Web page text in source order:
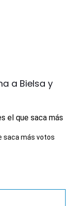
a Bielsa y
saca más votos